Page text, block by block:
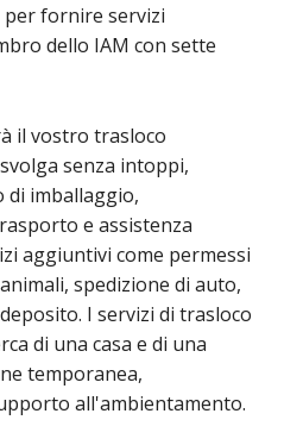
fornire servizi
dello IAM con sette
il vostro trasloco
senza intoppi,
di imballaggio,
e assistenza
aggiuntivi come permessi
spedizione di auto,
I servizi di trasloco
di una casa e di una
temporanea,
all'ambientamento.